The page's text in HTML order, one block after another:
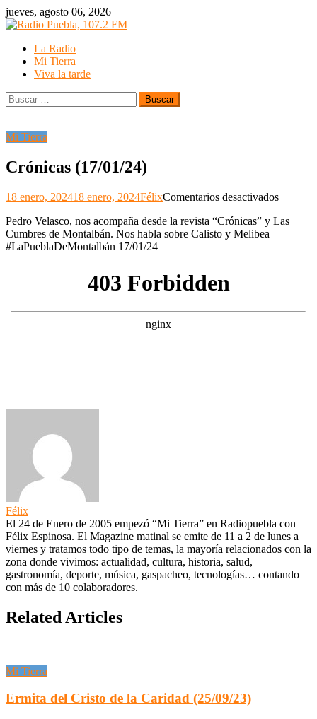
Skip
to
jueves, agosto 06, 2026
La Radio
Mi Tierra
Viva la tarde
Buscar:
Mi Tierra
Crónicas (17/01/24)
18 enero, 202418 enero, 2024FélixComentarios desactivadosen
(17/01/
Pedro Velasco, nos acompaña desde la revista “Crónicas” y Las
Cumbres de Montalbán. Nos habla sobre Calisto y Melibea
#LaPueblaDeMontalbán 17/01/24
Félix
El 24 de Enero de 2005 empezó “Mi Tierra” en Radiopuebla con
Félix Espinosa. El Magazine matinal se emite de 11 a 2 de lunes a
viernes y tratamos todo tipo de temas, la mayoría relacionados con la
zona donde vivimos: actualidad, cultura, historia, salud,
gastronomía, deporte, música, gaspacheo, tecnologías… contando
con más de 10 colaboradores.
Related Articles
Mi Tierra
Ermita del Cristo de la Caridad (25/09/23)